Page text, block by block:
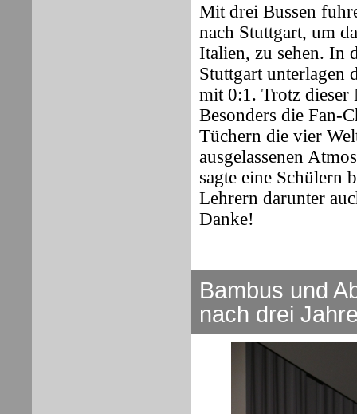
Mit drei Bussen
nach Stuttgart, um
Italien, zu sehen. In
Stuttgart unterlagen
mit 0:1. Trotz dieser
Besonders die Fan-
Tüchern die vier
ausgelassenen
sagte eine Schülern
Lehrern darunter
Danke!
Bambus und
nach drei